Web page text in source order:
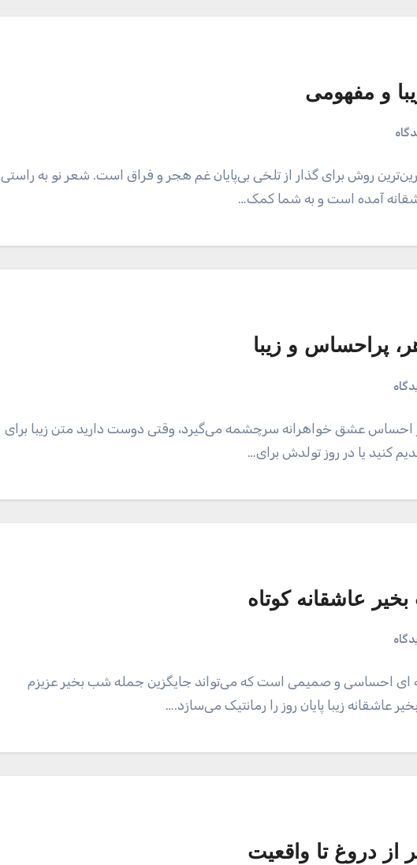
و مفهومی
روش برای گذار از تلخی بی‌پایان غم هجر و فراق است. شعر نو به راستی
آمده است و به شما کمک…
پراحساس و زیبا
احساس عشق خواهرانه سرچشمه می‌گیرد، وقتی دوست دارید متن زیبا برای
کنید یا در روز تولدش برای…
عاشقانه کوتاه
ای احساسی و صمیمی است که می‌تواند جایگزین جمله شب بخیر عزیزم
زیبا پایان روز را رمانتیک می‌سازد.…
دروغ تا واقعیت